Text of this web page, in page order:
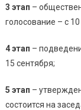
3 этап –
голосование – с
4 этап –
15 сентября;
5 этап –
состоится на